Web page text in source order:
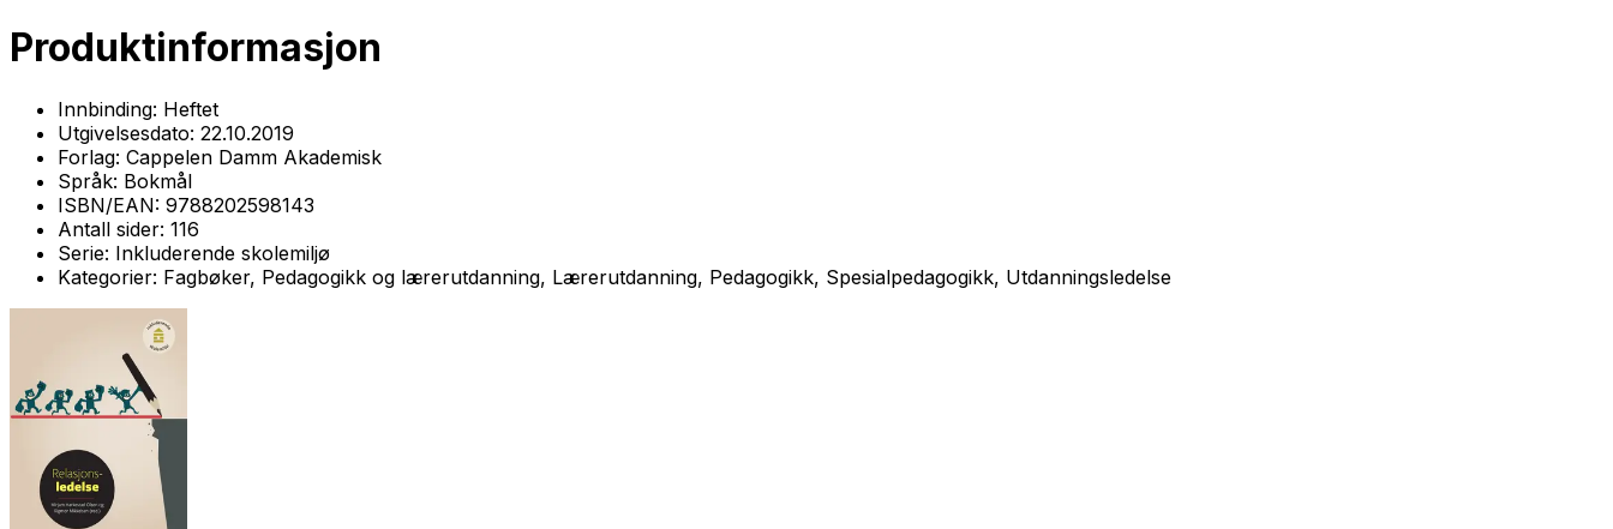
Produktinformasjon
Innbinding: Heftet
Utgivelsesdato: 22.10.2019
Forlag: Cappelen Damm Akademisk
Språk: Bokmål
ISBN/EAN: 9788202598143
Antall sider: 116
Serie: Inkluderende skolemiljø
Kategorier: Fagbøker, Pedagogikk og lærerutdanning, Lærerutdanning, Pedagogikk, Spesialpedagogikk, Utdanningsledelse